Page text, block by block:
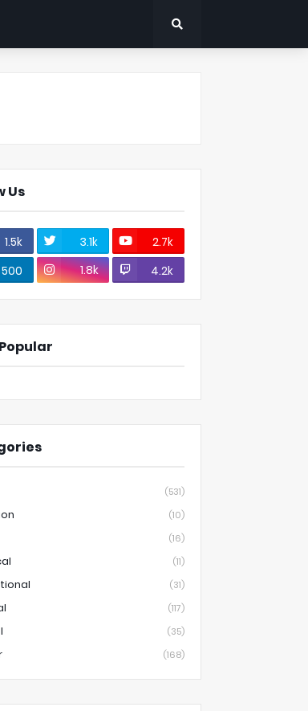
Us
1.5k 3.1k
2.7k
500
1.8k 4.2k
(531)
(10)
(16)
(11)
(31)
(117)
(35)
(168)